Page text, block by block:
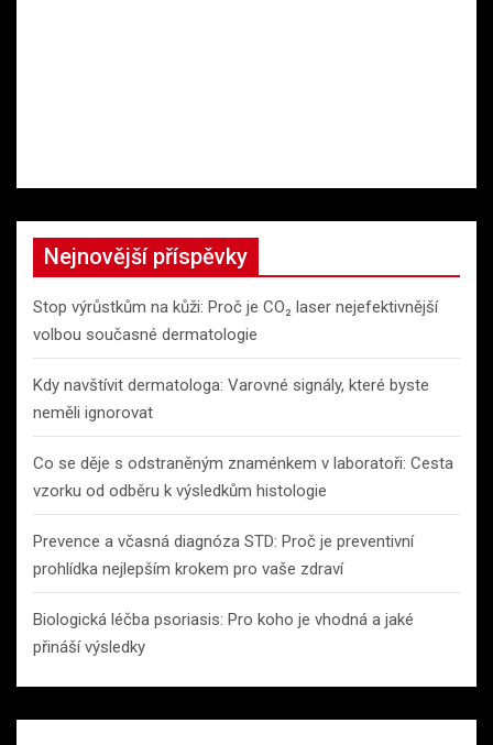
Nejnovější příspěvky
Stop výrůstkům na kůži: Proč je CO₂ laser nejefektivnější
volbou současné dermatologie
Kdy navštívit dermatologa: Varovné signály, které byste
neměli ignorovat
Co se děje s odstraněným znaménkem v laboratoři: Cesta
vzorku od odběru k výsledkům histologie
Prevence a včasná diagnóza STD: Proč je preventivní
prohlídka nejlepším krokem pro vaše zdraví
Biologická léčba psoriasis: Pro koho je vhodná a jaké
přináší výsledky